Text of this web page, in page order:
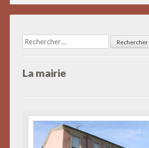
des
Rechercher :
La mairie